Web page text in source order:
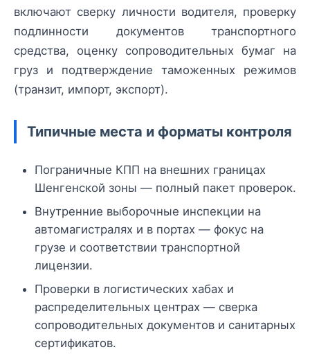
включают сверку личности водителя, проверку
подлинности документов транспортного
средства, оценку сопроводительных бумаг на
груз и подтверждение таможенных режимов
(транзит, импорт, экспорт).
Типичные места и форматы контроля
Пограничные КПП на внешних границах
Шенгенской зоны — полный пакет проверок.
Внутренние выборочные инспекции на
автомагистралях и в портах — фокус на
грузе и соответствии транспортной
лицензии.
Проверки в логистических хабах и
распределительных центрах — сверка
сопроводительных документов и санитарных
сертификатов.